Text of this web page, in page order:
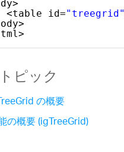
<table id="treegrid"
ピック
の概要
の概要 (igTreeGrid)